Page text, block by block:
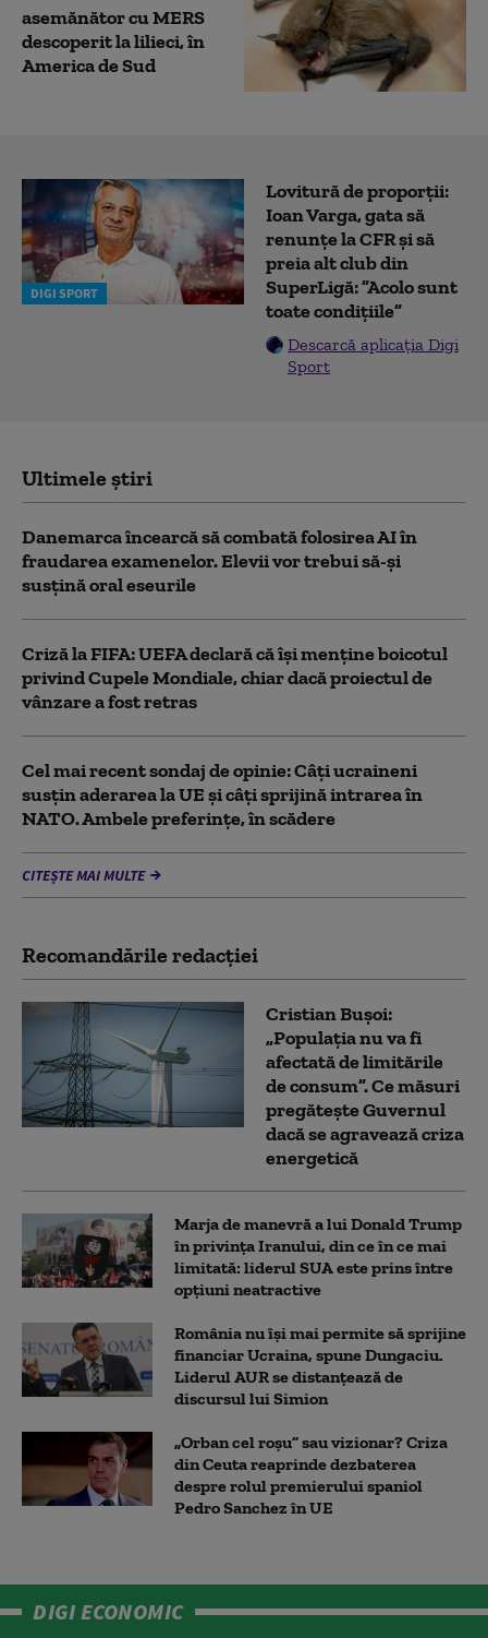
asemănător cu MERS
descoperit la lilieci, în
America de Sud
DIGI SPORT
Lovitură de proporții:
Ioan Varga, gata să
renunțe la CFR și să
preia alt club din
SuperLigă: ”Acolo sunt
toate condițiile”
Descarcă aplicația Digi
Sport
Ultimele știri
Danemarca încearcă să combată folosirea AI în
fraudarea examenelor. Elevii vor trebui să-şi
susţină oral eseurile
Criză la FIFA: UEFA declară că îşi menţine boicotul
privind Cupele Mondiale, chiar dacă proiectul de
vânzare a fost retras
Cel mai recent sondaj de opinie: Câți ucraineni
susțin aderarea la UE și câți sprijină intrarea în
NATO. Ambele preferințe, în scădere
CITEȘTE MAI MULTE
Recomandările redacţiei
Cristian Bușoi:
„Populația nu va fi
afectată de limitările
de consum”. Ce măsuri
pregătește Guvernul
dacă se agravează criza
energetică
Marja de manevră a lui Donald Trump
în privința Iranului, din ce în ce mai
limitată: liderul SUA este prins între
opțiuni neatractive
România nu își mai permite să sprijine
financiar Ucraina, spune Dungaciu.
Liderul AUR se distanțează de
discursul lui Simion
„Orban cel roșu” sau vizionar? Criza
din Ceuta reaprinde dezbaterea
despre rolul premierului spaniol
Pedro Sanchez în UE
DIGI ECONOMIC